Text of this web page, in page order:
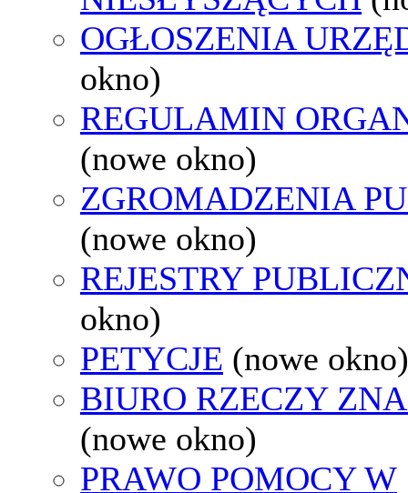
OGŁOSZENIA
okno)
REGULAMIN
(nowe okno)
ZGROMADZENIA
(nowe okno)
REJESTRY
okno)
PETYCJE (nowe okno)
BIURO RZECZY
(nowe okno)
PRAWO POMOCY W